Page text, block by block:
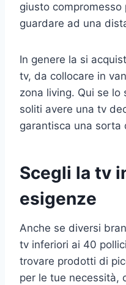
giusto
guardare ad una
In genere la si
tv, da collocare in
zona living. Qui se lo
soliti avere una tv
garantisca una sorta
Scegli la tv
esigenze
Anche se diversi
tv inferiori ai 40
trovare prodotti di
per le tue necessità,